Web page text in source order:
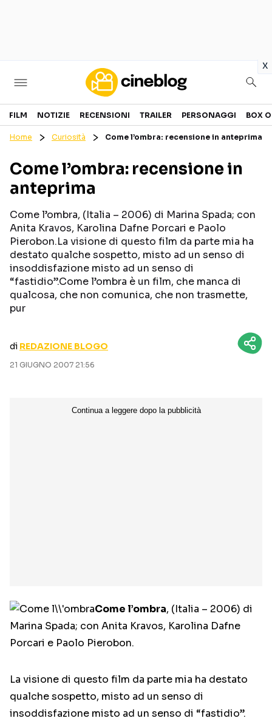
x
Cinema
GENERI
PERSONAGGI
CANALI STREAMING
Categorie
NOTIZIE
CURIOSITÀ
RECENSIONI
TRAILER
BOX OFFICE
FILM NOTIZIE RECENSIONI TRAILER PERSONAGGI BOX
Home Curiosità Come l’ombra: recensione in anteprima
Come l’ombra: recensione in
anteprima
Come l’ombra, (Italia – 2006) di Marina Spada; con
Anita Kravos, Karolina Dafne Porcari e Paolo
Pierobon.La visione di questo film da parte mia ha
destato qualche sospetto, misto ad un senso di
insoddisfazione misto ad un senso di
“fastidio”.Come l’ombra è un film, che manca di
qualcosa, che non comunica, che non trasmette,
pur
di REDAZIONE BLOGO
21 GIUGNO 2007 21:56
Come l’ombra, (Italia – 2006) di
Marina Spada; con Anita Kravos, Karolina Dafne
Porcari e Paolo Pierobon.
La visione di questo film da parte mia ha destato
qualche sospetto, misto ad un senso di
insoddisfazione misto ad un senso di “fastidio”.